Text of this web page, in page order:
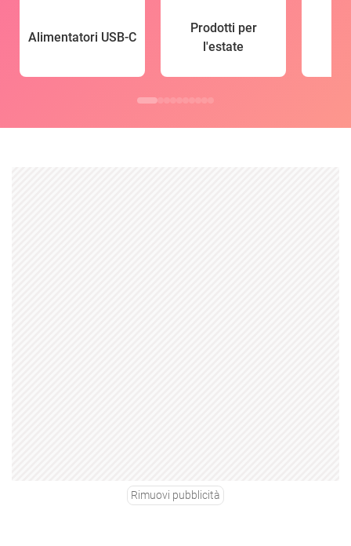
Alimentatori USB-C
Prodotti per
l'estate
Rimuovi pubblicità